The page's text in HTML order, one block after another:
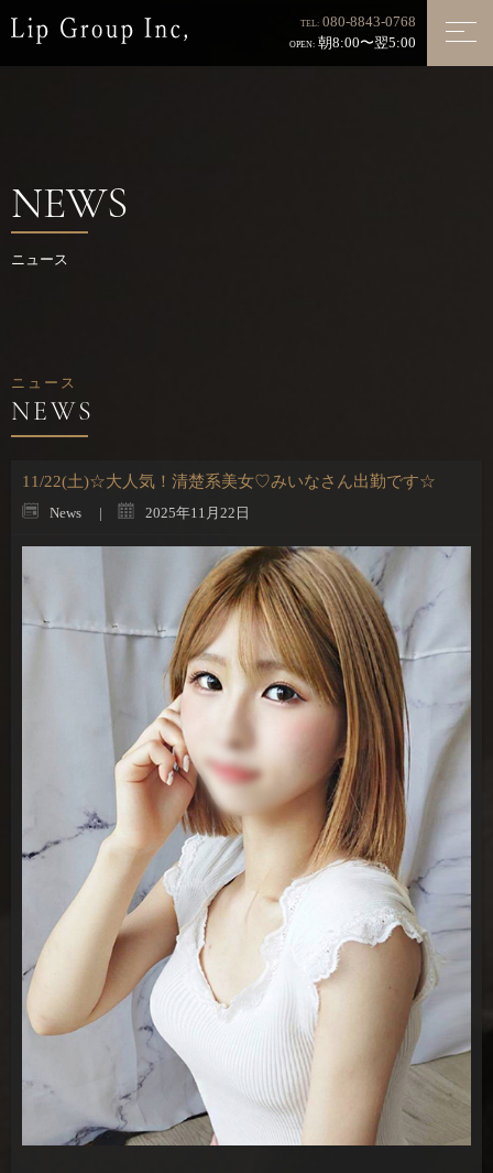
TEL: 080-8843-0768
OPEN: 朝8:00〜翌5:00
NEWS
ニュース
ニュース
11/22(土)☆大人気！清楚系美女♡みいなさん出勤です☆
News 2025年11月22日